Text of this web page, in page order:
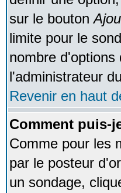
sur le bouton
limite pour le
nombre
l'administrateur
Revenir en haut
Comment puis-
Comme pour les
par le posteur
un sondage,